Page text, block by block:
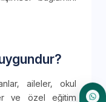
aileler, okul
ve özel eğitim